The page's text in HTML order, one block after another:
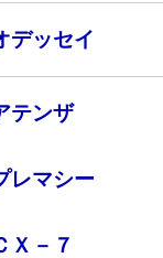
デッセイ
テンザ
レマシー
Ｘ－７